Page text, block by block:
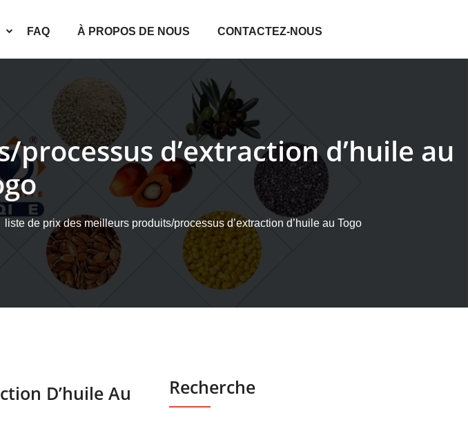
FAQ À PROPOS DE NOUS CONTACTEZ-NOUS
d’extraction d’huile au
liste de prix des meilleurs produits/processus d’extraction d’huile au Togo
D’huile Au
Recherche